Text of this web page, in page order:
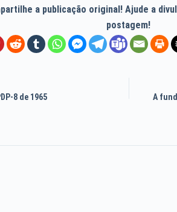
a publicação original! Ajude a
postagem!
8 de 1965 A